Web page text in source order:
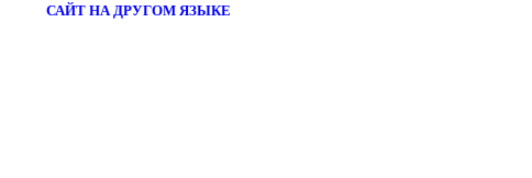
САЙТ НА ДРУГОМ ЯЗЫКЕ